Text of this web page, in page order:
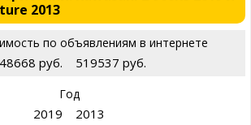
2013
по объявлениям в интернете
руб. 519537 руб.
Год
2019 2013